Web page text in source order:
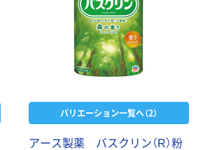
バリエーション一覧へ（2）
アー ス製薬 バスク リ ン （ R）粉